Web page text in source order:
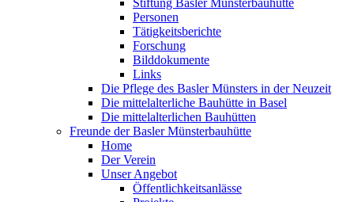
Stiftung Basler Münsterbauhütte
Personen
Tätigkeitsberichte
Forschung
Bilddokumente
Links
Die Pflege des Basler Münsters in der Neuzeit
Die mittelalterliche Bauhütte in Basel
Die mittelalterlichen Bauhütten
Freunde der Basler Münsterbauhütte
Home
Der Verein
Unser Angebot
Öffentlichkeitsanlässe